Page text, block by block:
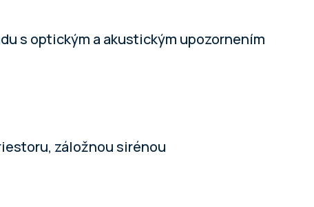
s optickým a akustickým upozornením
záložnou sirénou